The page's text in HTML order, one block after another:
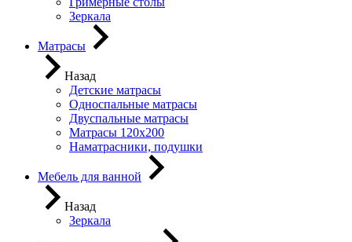
Зеркала
Матрасы
Назад
Детские матрасы
Односпальные матрасы
Двуспальные матрасы
Матрасы 120х200
Наматрасники, подушки
Мебель для ванной
Назад
Зеркала